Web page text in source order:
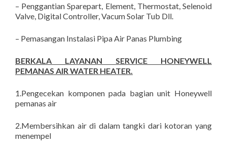
– Penggantian Sparepart, Element, Thermostat, Selenoid
Valve, Digital Controller, Vacum Solar Tub Dll.
– Pemasangan Instalasi Pipa Air Panas Plumbing
BERKALA LAYANAN SERVICE HONEYWELL
PEMANAS AIR WATER HEATER.
1.Pengecekan komponen pada bagian unit Honeywell
pemanas air
2.Membersihkan air di dalam tangki dari kotoran yang
menempel